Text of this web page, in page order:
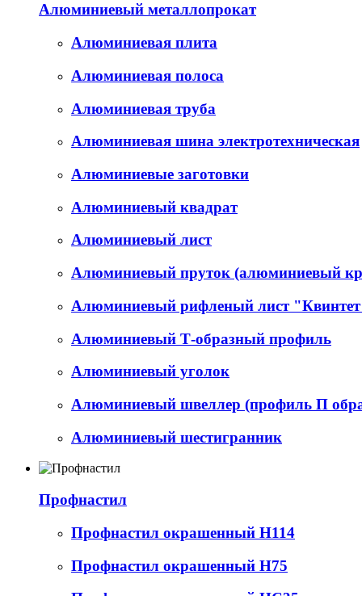
Алюминиевый металлопрокат
Алюминиевая плита
Алюминиевая полоса
Алюминиевая труба
Алюминиевая шина электротехническая
Алюминиевые заготовки
Алюминиевый квадрат
Алюминиевый лист
Алюминиевый пруток (алюминиевый
Алюминиевый рифленый лист
Алюминиевый Т-образный профиль
Алюминиевый уголок
Алюминиевый швеллер (профиль П
Алюминиевый шестигранник
Профнастил
Профнастил окрашенный Н114
Профнастил окрашенный Н75